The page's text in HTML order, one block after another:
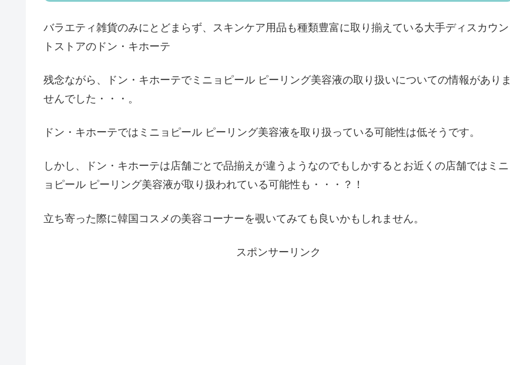
バラエティ雑貨のみにとどまらず、スキンケア用品も種類豊富に取り揃えている大手ディスカウン
トストアのドン・キホーテ
残念ながら、ドン・キホーテでミニョピール ピーリング美容液の取り扱いについての情報がありま
せんでした・・・。
ドン・キホーテではミニョピール ピーリング美容液を取り扱っている可能性は低そうです。
しかし、ドン・キホーテは店舗ごとで品揃えが違うようなのでもしかするとお近くの店舗ではミニ
ョピール ピーリング美容液が取り扱われている可能性も・・・？！
立ち寄った際に韓国コスメの美容コーナーを覗いてみても良いかもしれません。
スポンサーリンク